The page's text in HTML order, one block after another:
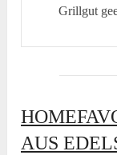
Grillgut
AUS